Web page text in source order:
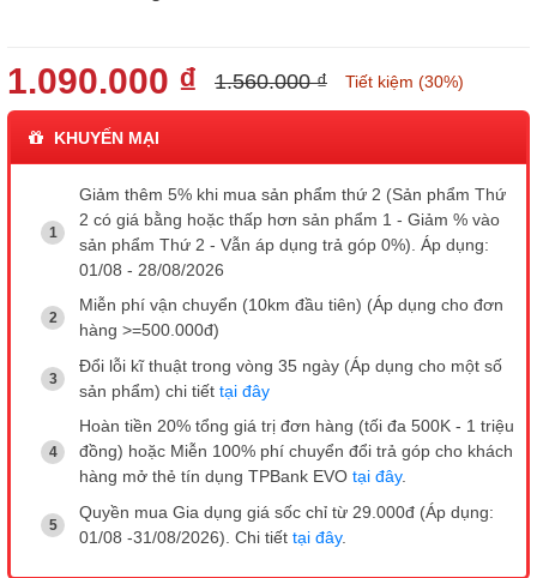
1.090.000 ₫ 1.560.000 ₫ Tiết kiệm (30%)
KHUYẾN MẠI
Giảm thêm 5% khi mua sản phẩm thứ 2 (Sản phẩm Thứ
2 có giá bằng hoặc thấp hơn sản phẩm 1 - Giảm % vào
sản phẩm Thứ 2 - Vẫn áp dụng trả góp 0%). Áp dụng:
01/08 - 28/08/2026
Miễn phí vận chuyển (10km đầu tiên) (Áp dụng cho đơn
hàng >=500.000đ)
Đổi lỗi kĩ thuật trong vòng 35 ngày (Áp dụng cho một số
sản phẩm) chi tiết tại đây
Hoàn tiền 20% tổng giá trị đơn hàng (tối đa 500K - 1 triệu
đồng) hoặc Miễn 100% phí chuyển đổi trả góp cho khách
hàng mở thẻ tín dụng TPBank EVO tại đây.
Quyền mua Gia dụng giá sốc chỉ từ 29.000đ (Áp dụng:
01/08 -31/08/2026). Chi tiết tại đây.